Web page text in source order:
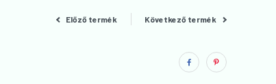
Előző termék Következő termék